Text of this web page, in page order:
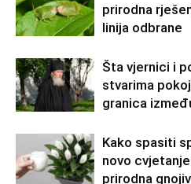
prirodna
linija odbrane
Šta vjernici i
stvarima
granica
Kako spasiti
novo
prirodna